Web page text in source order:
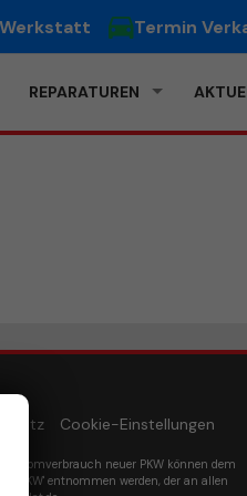
Termin
REPARATUREN
Cookie-Einstellungen
Stromverbrauch neuer PKW können dem
PKW' entnommen werden, der an allen